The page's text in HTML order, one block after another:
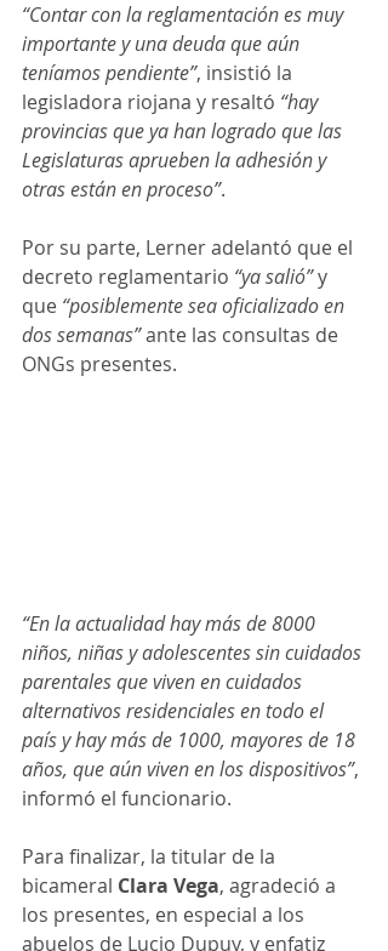
“Contar con la reglamentación es muy
importante y una deuda que aún
teníamos pendiente”, insistió la
legisladora riojana y resaltó “hay
provincias que ya han logrado que las
Legislaturas aprueben la adhesión y
otras están en proceso”.
Por su parte, Lerner adelantó que el
decreto reglamentario “ya salió” y
que “posiblemente sea oficializado en
dos semanas” ante las consultas de
ONGs presentes.
“En la actualidad hay más de 8000
niños, niñas y adolescentes sin cuidados
parentales que viven en cuidados
alternativos residenciales en todo el
país y hay más de 1000, mayores de 18
años, que aún viven en los dispositivos”,
informó el funcionario.
Para finalizar, la titular de la
bicameral Clara Vega, agradeció a
los presentes, en especial a los
abuelos de Lucio Dupuy, y enfatiz